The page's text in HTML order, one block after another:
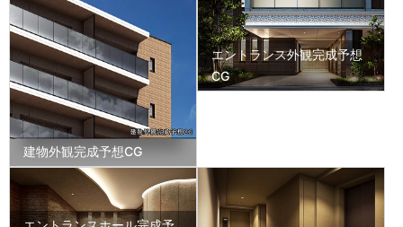
建物外観完成予想CG
エントランス外観完成予想
CG